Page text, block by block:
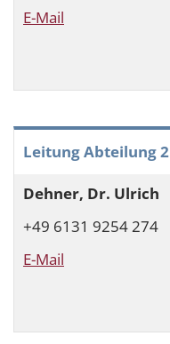
E-Mail
Leitung Abteilung 2
Dehner, Dr. Ulrich
+49 6131 9254 274
E-Mail